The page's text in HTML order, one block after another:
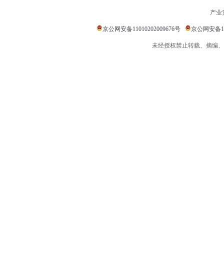
产业
京公网安备11010202009676号 京公网安备
未经授权禁止转载、摘编